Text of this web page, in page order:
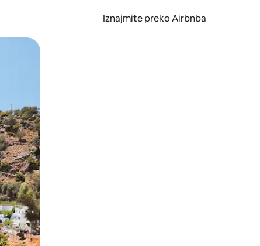
Iznajmite preko Airbnba
prstom po zaslonu.